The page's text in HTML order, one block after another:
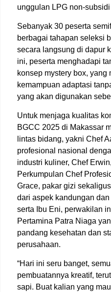
unggulan LPG non-
Sebanyak 30 peserta
berbagai tahapan seleksi
secara langsung di dapur
ini, peserta menghadapi
konsep mystery box, yang
kemampuan adaptasi
yang akan digunakan
Untuk menjaga kualitas
BGCC 2025 di Makassar
lintas bidang, yakni Chef
profesional nasional
industri kuliner, Chef
Perkumpulan Chef
Grace, pakar gizi
dari aspek kandungan
serta Ibu Eni, perwakilan
Pertamina Patra Niaga
pandang kesehatan dan
perusahaan.
“Hari ini seru banget,
pembuatannya kreatif,
sapi. Buat kalian yang